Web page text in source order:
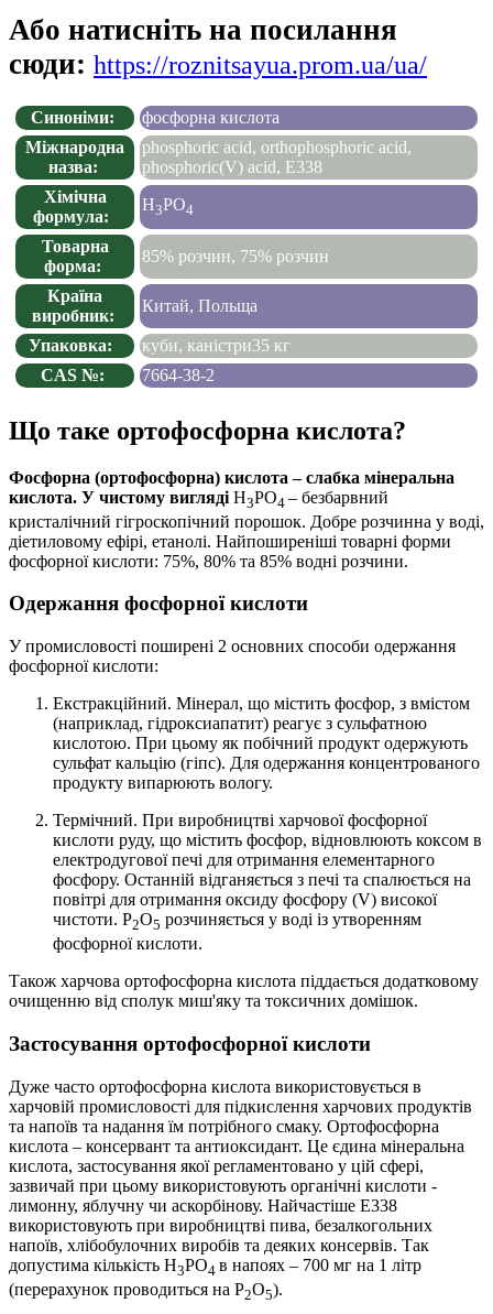
Або натисніть на посилання
сюди: https://roznitsayua.prom.ua/ua/
Синоніми:
фосфорна кислота
Міжнародна
назва:
phosphoric acid, orthophosphoric acid,
phosphoric(V) acid, Е338
Хімічна
формула:
H3PO4
Товарна
форма:
85% розчин, 75% розчин
Країна
виробник:
Китай, Польща
Упаковка:
куби, каністри35 кг
CAS №:
7664-38-2
Що таке ортофосфорна кислота?
Фосфорна (ортофосфорна) кислота – слабка мінеральна
кислота. У чистому вигляді H3PO4 – безбарвний
кристалічний гігроскопічний порошок. Добре розчинна у воді,
діетиловому ефірі, етанолі. Найпоширеніші товарні форми
фосфорної кислоти: 75%, 80% та 85% водні розчини.
Одержання фосфорної кислоти
У промисловості поширені 2 основних способи одержання
фосфорної кислоти:
Екстракційний. Мінерал, що містить фосфор, з вмістом
(наприклад, гідроксиапатит) реагує з сульфатною
кислотою. При цьому як побічний продукт одержують
сульфат кальцію (гіпс). Для одержання концентрованого
продукту випарюють вологу.
Термічний. При виробництві харчової фосфорної
кислоти руду, що містить фосфор, відновлюють коксом в
електродугової печі для отримання елементарного
фосфору. Останній відганяється з печі та спалюється на
повітрі для отримання оксиду фосфору (V) високої
чистоти. P2O5 розчиняється у воді із утворенням
фосфорної кислоти.
Також харчова ортофосфорна кислота піддається додатковому
очищенню від сполук миш'яку та токсичних домішок.
Застосування ортофосфорної кислоти
Дуже часто ортофосфорна кислота використовується в
харчовій промисловості для підкислення харчових продуктів
та напоїв та надання їм потрібного смаку. Ортофосфорна
кислота – консервант та антиоксидант. Це єдина мінеральна
кислота, застосування якої регламентовано у цій сфері,
зазвичай при цьому використовують органічні кислоти -
лимонну, яблучну чи аскорбінову. Найчастіше Е338
використовують при виробництві пива, безалкогольних
напоїв, хлібобулочних виробів та деяких консервів. Так
допустима кількість H3PO4 в напоях – 700 мг на 1 літр
(перерахунок проводиться на P2O5).